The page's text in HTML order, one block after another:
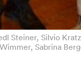
Steiner, Silvio
Sabrina